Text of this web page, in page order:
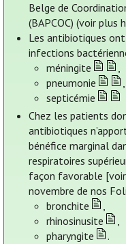
Belge de
(BAPCOC) (voir plus
Les antibiotiques
infections
méningite
,
pneumonie
,
septicémie
Chez les patients
antibiotiques
bénéfice marginal
respiratoires
façon favorable [voir
novembre de nos
bronchite
,
rhinosinusite
,
pharyngite
.